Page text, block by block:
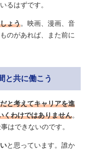
るはずです。
ょう。映画、漫画、音
のがあれば、また前に
と共に働こう
と考えてキャリアを進
くわけではありません。
はできないのです。
と思っています。誰か